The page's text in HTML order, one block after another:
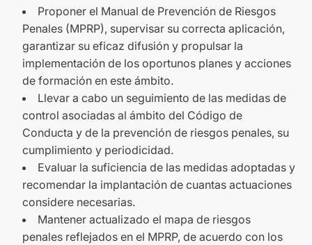
Proponer el Manual de Prevención de Riesgos
Penales (MPRP), supervisar su correcta aplicación,
garantizar su eficaz difusión y propulsar la
implementación de los oportunos planes y acciones
de formación en este ámbito.
Llevar a cabo un seguimiento de las medidas de
control asociadas al ámbito del Código de
Conducta y de la prevención de riesgos penales, su
cumplimiento y periodicidad.
Evaluar la suficiencia de las medidas adoptadas y
recomendar la implantación de cuantas actuaciones
considere necesarias.
Mantener actualizado el mapa de riesgos
penales reflejados en el MPRP, de acuerdo con los